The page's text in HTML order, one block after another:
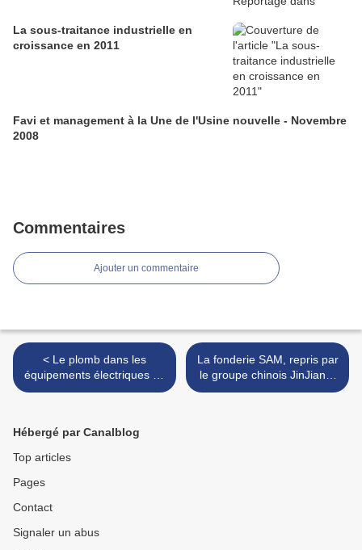
La sous-traitance industrielle en
croissance en 2011
Favi et management à la Une de l'Usine nouvelle - Novembre
2008
Commentaires
Ajouter un commentaire
< Le plomb dans les
équipements électriques en
Europe - prolongation de
La fonderie SAM, repris par
le groupe chinois JinJiang,
recrute 25 techniciens >
Hébergé par Canalblog
Top articles
Pages
Contact
Signaler un abus